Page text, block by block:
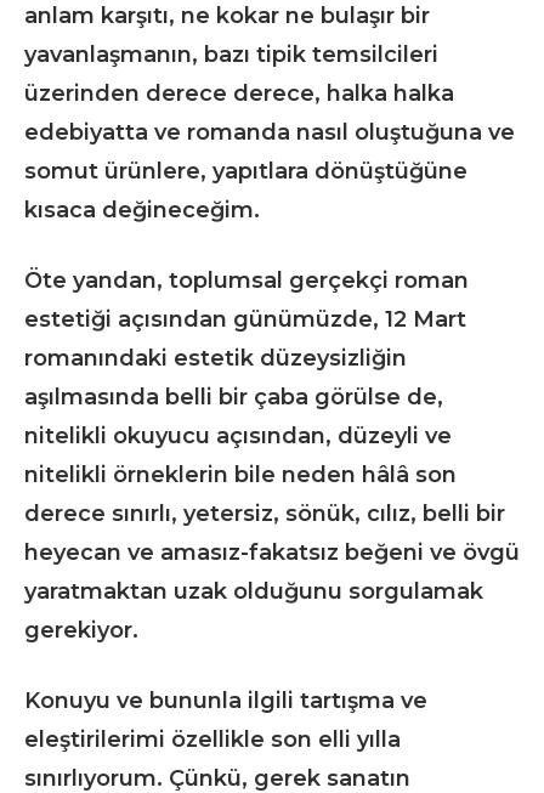
anlam karşıtı, ne kokar ne bulaşır bir
yavanlaşmanın, bazı tipik temsilcileri
üzerinden derece derece, halka halka
edebiyatta ve romanda nasıl oluştuğuna ve
somut ürünlere, yapıtlara dönüştüğüne
kısaca değineceğim.
Öte yandan, toplumsal gerçekçi roman
estetiği açısından günümüzde, 12 Mart
romanındaki estetik düzeysizliğin
aşılmasında belli bir çaba görülse de,
nitelikli okuyucu açısından, düzeyli ve
nitelikli örneklerin bile neden hâlâ son
derece sınırlı, yetersiz, sönük, cılız, belli bir
heyecan ve amasız-fakatsız beğeni ve övgü
yaratmaktan uzak olduğunu sorgulamak
gerekiyor.
Konuyu ve bununla ilgili tartışma ve
eleştirilerimi özellikle son elli yılla
sınırlıyorum. Çünkü, gerek sanatın